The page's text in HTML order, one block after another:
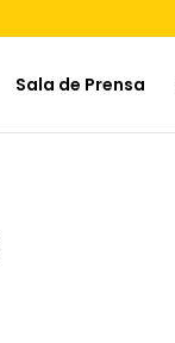
Sala de Prensa